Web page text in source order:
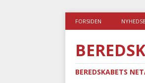
FORSIDEN
BEREDSKABETS